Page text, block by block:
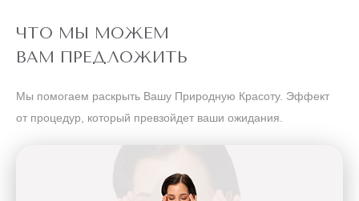
ЧТО МЫ МОЖЕМ
ВАМ ПРЕДЛОЖИТЬ
Мы помогаем раскрыть Вашу Природную Красоту. Эффект
от процедур, который превзойдет ваши ожидания.